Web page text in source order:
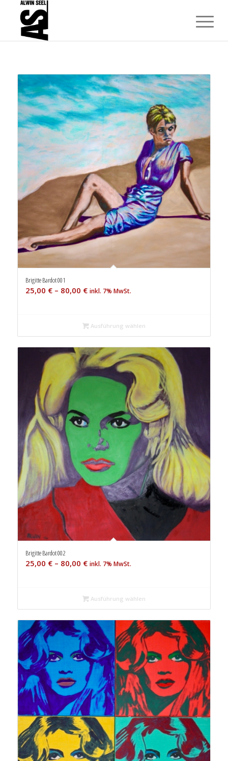
Brigitte Bardot 001
25,00 €– 80,00 € inkl. 7% MwSt.
Ausführung wählen
Brigitte Bardot 002
25,00 €– 80,00 € inkl. 7% MwSt.
Ausführung wählen